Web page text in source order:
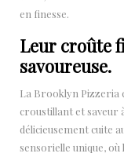
en finesse.
Leur croûte
savoureuse.
La Brooklyn Pizzeria
croustillant et saveur
délicieusement cuite
sensorielle unique,